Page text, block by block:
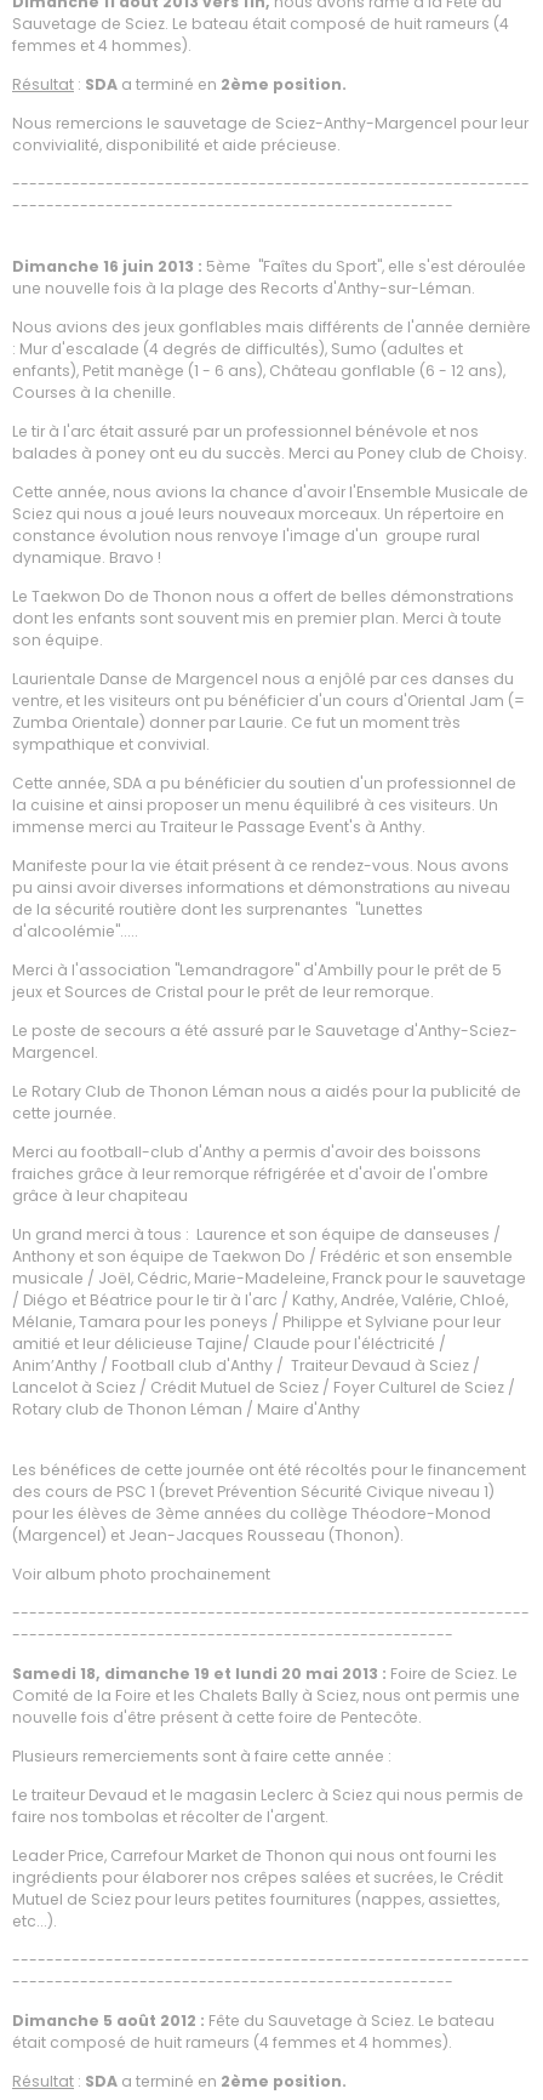
Sauvetage de Sciez. Le bateau était composé de huit rameurs (4
femmes et 4 hommes).
Résultat : SDA a terminé en 2ème position.
Nous remercions le sauvetage de Sciez-Anthy-Margencel pour leur
convivialité, disponibilité et aide précieuse.
-------------------------------------------------------------
----------------------------------------------------
Dimanche 16 juin 2013 : 5ème "Faîtes du Sport", elle s'est déroulée
une nouvelle fois à la plage des Recorts d'Anthy-sur-Léman.
Nous avions des jeux gonflables mais différents de l'année dernière
: Mur d'escalade (4 degrés de difficultés), Sumo (adultes et
enfants), Petit manège (1 - 6 ans), Château gonflable (6 - 12 ans),
Courses à la chenille.
Le tir à l'arc était assuré par un professionnel bénévole et nos
balades à poney ont eu du succès. Merci au Poney club de Choisy.
Cette année, nous avions la chance d'avoir l'Ensemble Musicale de
Sciez qui nous a joué leurs nouveaux morceaux. Un répertoire en
constance évolution nous renvoye l'image d'un groupe rural
dynamique. Bravo !
Le Taekwon Do de Thonon nous a offert de belles démonstrations
dont les enfants sont souvent mis en premier plan. Merci à toute
son équipe.
Laurientale Danse de Margencel nous a enjôlé par ces danses du
ventre, et les visiteurs ont pu bénéficier d'un cours d'Oriental Jam (=
Zumba Orientale) donner par Laurie. Ce fut un moment très
sympathique et convivial.
Cette année, SDA a pu bénéficier du soutien d'un professionnel de
la cuisine et ainsi proposer un menu équilibré à ces visiteurs. Un
immense merci au Traiteur le Passage Event's à Anthy.
Manifeste pour la vie était présent à ce rendez-vous. Nous avons
pu ainsi avoir diverses informations et démonstrations au niveau
de la sécurité routière dont les surprenantes "Lunettes
d'alcoolémie".....
Merci à l'association "Lemandragore" d'Ambilly pour le prêt de 5
jeux et Sources de Cristal pour le prêt de leur remorque.
Le poste de secours a été assuré par le Sauvetage d'Anthy-Sciez-
Margencel.
Le Rotary Club de Thonon Léman nous a aidés pour la publicité de
cette journée.
Merci au football-club d'Anthy a permis d'avoir des boissons
fraiches grâce à leur remorque réfrigérée et d'avoir de l'ombre
grâce à leur chapiteau
Un grand merci à tous : Laurence et son équipe de danseuses /
Anthony et son équipe de Taekwon Do / Frédéric et son ensemble
musicale / Joël, Cédric, Marie-Madeleine, Franck pour le sauvetage
/ Diégo et Béatrice pour le tir à l'arc / Kathy, Andrée, Valérie, Chloé,
Mélanie, Tamara pour les poneys / Philippe et Sylviane pour leur
amitié et leur délicieuse Tajine/ Claude pour l'éléctricité /
Anim’Anthy / Football club d'Anthy / Traiteur Devaud à Sciez /
Lancelot à Sciez / Crédit Mutuel de Sciez / Foyer Culturel de Sciez /
Rotary club de Thonon Léman / Maire d'Anthy
Les bénéfices de cette journée ont été récoltés pour le financement
des cours de PSC 1 (brevet Prévention Sécurité Civique niveau 1)
pour les élèves de 3ème années du collège Théodore-Monod
(Margencel) et Jean-Jacques Rousseau (Thonon).
Voir album photo prochainement
-------------------------------------------------------------
----------------------------------------------------
Samedi 18, dimanche 19 et lundi 20 mai 2013 : Foire de Sciez. Le
Comité de la Foire et les Chalets Bally à Sciez, nous ont permis une
nouvelle fois d'être présent à cette foire de Pentecôte.
Plusieurs remerciements sont à faire cette année :
Le traiteur Devaud et le magasin Leclerc à Sciez qui nous permis de
faire nos tombolas et récolter de l'argent.
Leader Price, Carrefour Market de Thonon qui nous ont fourni les
ingrédients pour élaborer nos crêpes salées et sucrées, le Crédit
Mutuel de Sciez pour leurs petites fournitures (nappes, assiettes,
etc...).
-------------------------------------------------------------
----------------------------------------------------
Dimanche 5 août 2012 : Fête du Sauvetage à Sciez. Le bateau
était composé de huit rameurs (4 femmes et 4 hommes).
Résultat : SDA a terminé en 2ème position.